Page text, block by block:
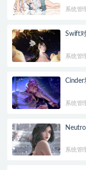
系统管
Swift
系统管
系统管
系统管